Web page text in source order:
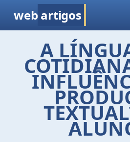
web artigos
A